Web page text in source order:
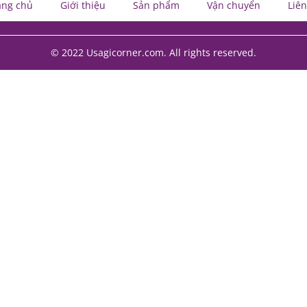
chủ Giới thiệu Sản phẩm Vận chuyển
© 2022 Usagicorner.com. All rights reserved.